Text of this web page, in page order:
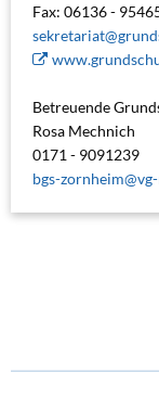
Fax: 06136 -
Betreuende
Rosa Mechnich
0171 - 9091239
bgs-